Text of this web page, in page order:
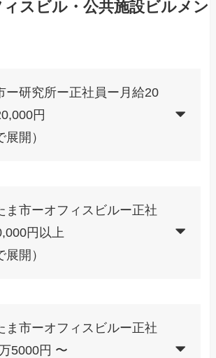
スビル・公共施設ビルメン
ー研究所ー正社員ー月給20
円
展開）
ま市ーオフィスビルー正社
円以上
展開）
ま市ーオフィスビルー正社
5000円 〜